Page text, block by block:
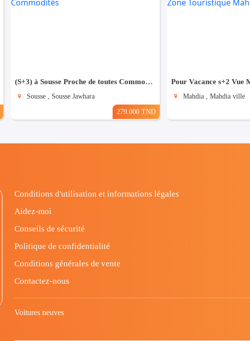
(S+3) à Sousse Proche de toutes Commodités
Sousse , Sousse Jawhara
279.000 TND
Mahdia , Mahdia ville
Conditions d'utilisation et informations légales
Aidez-moi
Conseils de sécurité
Politique de confidentialité
Conditions générales de vente
Contactez-nous
Voitures neuves